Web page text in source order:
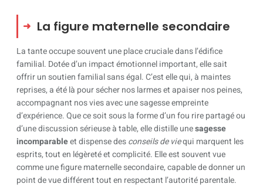
La figure maternelle secondaire
La tante occupe souvent une place cruciale dans l’édifice
familial. Dotée d’un impact émotionnel important, elle sait
offrir un soutien familial sans égal. C’est elle qui, à maintes
reprises, a été là pour sécher nos larmes et apaiser nos peines,
accompagnant nos vies avec une sagesse empreinte
d’expérience. Que ce soit sous la forme d’un fou rire partagé ou
d’une discussion sérieuse à table, elle distille unesagesse
incomparableet dispense desconseils de viequi marquent les
esprits, tout en légèreté et complicité. Elle est souvent vue
comme une figure maternelle secondaire, capable de donner un
point de vue différent tout en respectant l’autorité parentale.